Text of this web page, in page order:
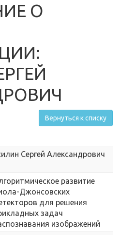
О
Вернуться к списку
Сергей Александрович
развитие
Джонсовских
для решения
задач
изображений